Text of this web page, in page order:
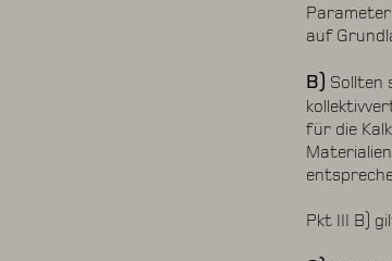
auf
B) Sollten
für die
Pkt III B)